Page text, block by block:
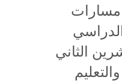
مسارات
2025 السبت 2 تشرين الثاني
والتعليم